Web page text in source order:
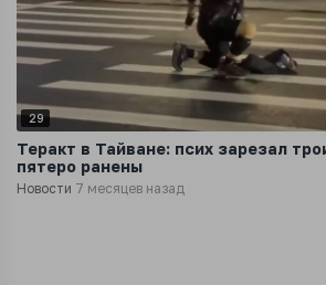
29
Теракт в Тайване: псих зарезал
пятеро ранены
Новости 7 месяцев назад